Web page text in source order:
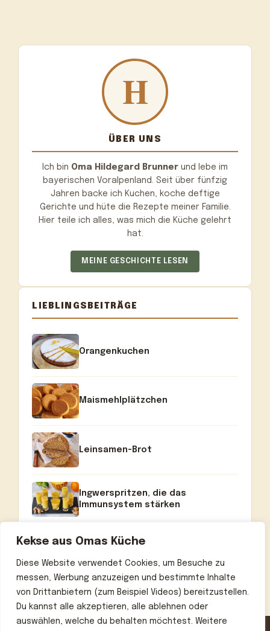
Kekse aus Omas Küche
Diese Website verwendet Cookies, um Besuche zu
messen, Werbung anzuzeigen und bestimmte Inhalte
von Drittanbietern (zum Beispiel Videos) bereitzustellen.
Du kannst alle akzeptieren, alle ablehnen oder
auswählen, welche du behalten möchtest. Weitere
ÜBER UNS
Ich bin Oma Hildegard Brunner und lebe im
bayerischen Voralpenland. Seit über fünfzig
Jahren backe ich Kuchen, koche deftige
Gerichte und hüte die Rezepte meiner Familie.
Hier teile ich alles, was mich die Küche gelehrt
hat.
MEINE GESCHICHTE LESEN
LIEBLINGSBEITRÄGE
Orangenkuchen
Maismehlplätzchen
Leinsamen-Brot
Ingwerspritzen, die das
Immunsystem stärken